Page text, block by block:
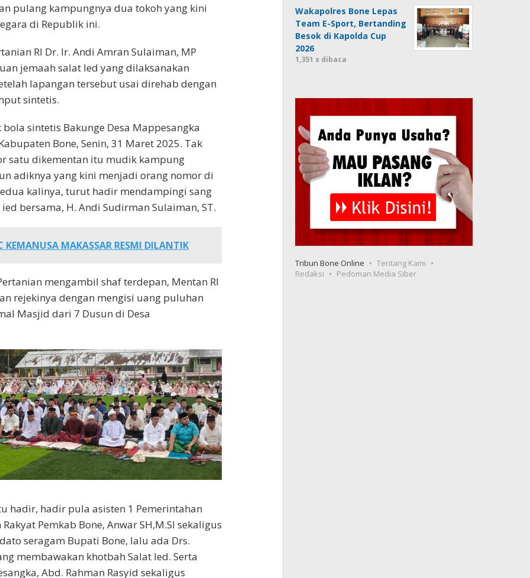
pulang kampungnya dua tokoh yang kini
di Republik ini.
RI Dr. Ir. Andi Amran Sulaiman, MP
jemaah salat Ied yang dilaksanakan
lapangan tersebut usai direhab dengan
sintetis.
sintetis Bakunge Desa Mappesangka
Bone, Senin, 31 Maret 2025. Tak
satu dikementan itu mudik kampung
adiknya yang kini menjadi orang nomor di
kalinya, turut hadir mendampingi sang
bersama, H. Andi Sudirman Sulaiman, ST.
KEMANUSA MAKASSAR RESMI DILANTIK
mengambil shaf terdepan, Mentan RI
rejekinya dengan mengisi uang puluhan
Masjid dari 7 Dusun di Desa
hadir, hadir pula asisten 1 Pemerintahan
Pemkab Bone, Anwar SH,M.SI sekaligus
seragam Bupati Bone, lalu ada Drs.
membawakan khotbah Salat Ied. Serta
Abd. Rahman Rasyid sekaligus
Wakapolres Bone Lepas
Team E-Sport, Bertanding
Besok di Kapolda Cup
2026
1,351 x dibaca
Tribun Bone Online
Tentang Kami
Redaksi
Pedoman Media Siber